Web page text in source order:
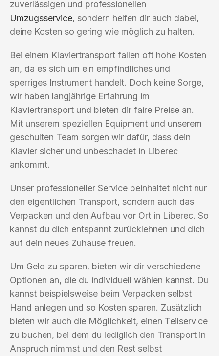
zuverlässigen und professionellen
Umzugsservice, sondern helfen dir auch dabei,
deine Kosten so gering wie möglich zu halten.
Bei einem Klaviertransport fallen oft hohe Kosten
an, da es sich um ein empfindliches und
sperriges Instrument handelt. Doch keine Sorge,
wir haben langjährige Erfahrung im
Klaviertransport und bieten dir faire Preise an.
Mit unserem speziellen Equipment und unserem
geschulten Team sorgen wir dafür, dass dein
Klavier sicher und unbeschadet in Liberec
ankommt.
Unser professioneller Service beinhaltet nicht nur
den eigentlichen Transport, sondern auch das
Verpacken und den Aufbau vor Ort in Liberec. So
kannst du dich entspannt zurücklehnen und dich
auf dein neues Zuhause freuen.
Um Geld zu sparen, bieten wir dir verschiedene
Optionen an, die du individuell wählen kannst. Du
kannst beispielsweise beim Verpacken selbst
Hand anlegen und so Kosten sparen. Zusätzlich
bieten wir auch die Möglichkeit, einen Teilservice
zu buchen, bei dem du lediglich den Transport in
Anspruch nimmst und den Rest selbst